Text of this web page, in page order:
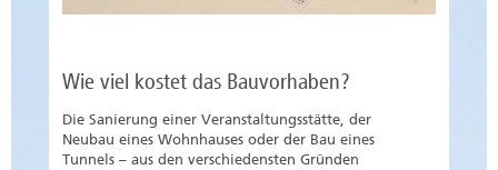
Wie viel kostet das Bauvorhaben?
Die Sanierung einer Veranstaltungsstätte, der
Neubau eines Wohnhauses oder der Bau eines
Tunnels – aus den verschiedensten Gründen